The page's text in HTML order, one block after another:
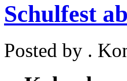
Schulfest
Posted by .